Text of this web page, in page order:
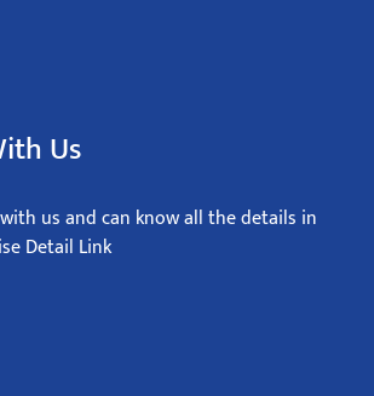
Us
us and can know all the details in
Detail Link